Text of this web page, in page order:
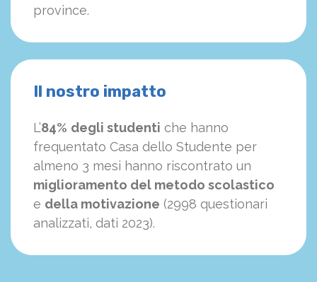
province.
Il nostro impatto
L’84% degli studenti che hanno
frequentato Casa dello Studente per
almeno 3 mesi hanno riscontrato un
miglioramento del metodo scolastico
e della motivazione (2998 questionari
analizzati, dati 2023).